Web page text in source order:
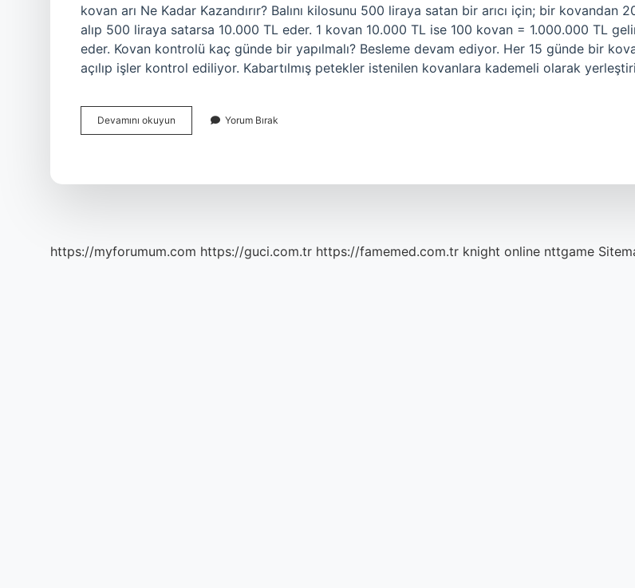
kovan arı Ne Kadar Kazandırır? Balını kilosunu 500 liraya satan bir arıcı için; bir kovandan
alıp 500 liraya satarsa ​​10.000 TL eder. 1 kovan 10.000 TL ise 100 kovan = 1.000.000 TL
eder. Kovan kontrolü kaç günde bir yapılmalı? Besleme devam ediyor. Her 15 günde bir
açılıp işler kontrol ediliyor. Kabartılmış petekler istenilen kovanlara kademeli olarak
Devamını okuyun
Kovanı
Yorum Bırak
https://myforumum.com https://guci.com.tr https://famemed.com.tr knight online nttgame